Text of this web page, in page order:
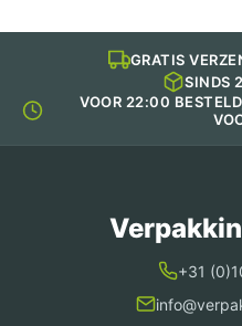
GRATIS
SINDS
VOOR 22:00
+31